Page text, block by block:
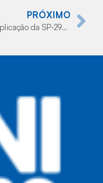
PRÓXIMO
Conquista : Duplicação da SP-294 em Marília reduz acidentes em 28% e feridos em 68%